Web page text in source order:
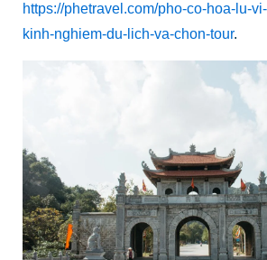
https://phetravel.com/pho-co-hoa-lu-
kinh-nghiem-du-lich-va-chon-tour.